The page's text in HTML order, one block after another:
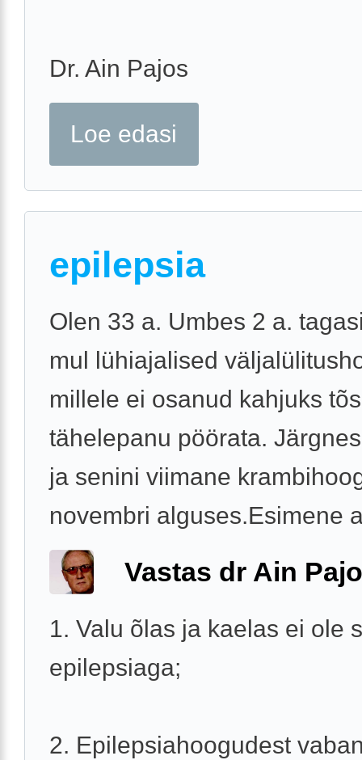
Dr. Ain Pajos
Loe edasi
epilepsia
Olen 33 a. Umbes 2 a.
mul lühiajalised
millele ei osanud kahjuks
tähelepanu pöörata.
ja senini viimane
novembri alguses.Esimene
Vastas dr Ain
1. Valu õlas ja kaelas ei ole
epilepsiaga;
2. Epilepsiahoogudest